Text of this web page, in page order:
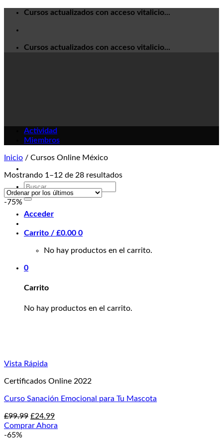
Skip
content
Cursos actualizados con acceso vitalicio...
Cursos actualizados con acceso vitalicio...
Buscar
por:
Acceder
Carrito / £0.00 0
No hay productos en el carrito.
0
Carrito
No hay productos en el carrito.
Actividad
Miembros
Inicio / Cursos Online México
Mostrando 1–12 de 28 resultados
-75%
Vista Rápida
Certificados Online 2022
Curso Sanación Emocional para Tu Mascota
£99.99 El
precio
£24.99El
precio
Comprar Ahora
-65%